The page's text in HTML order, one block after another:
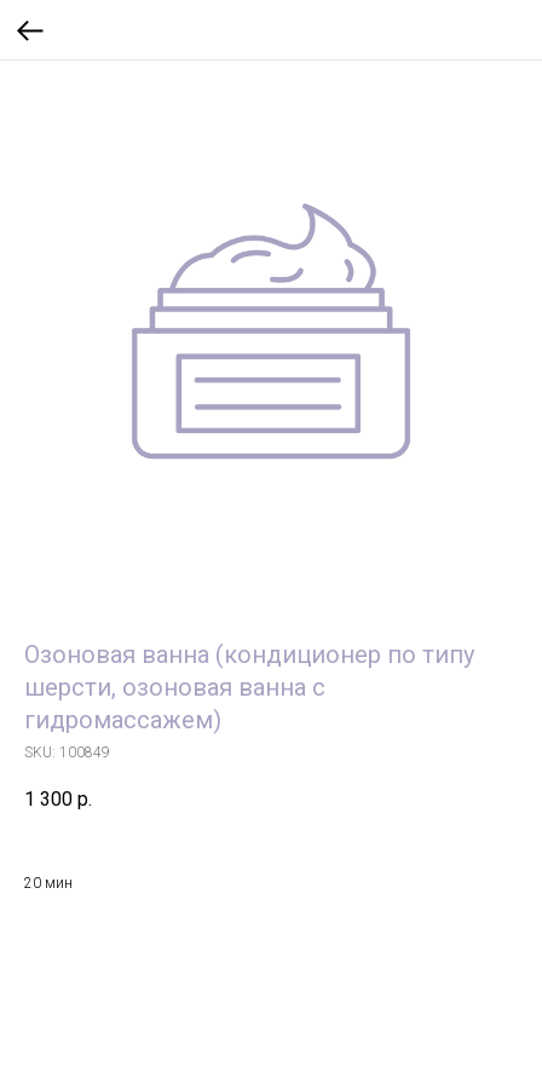
Озоновая ванна (кондиционер по типу
шерсти, озоновая ванна с
гидромассажем)
SKU: 100849
1 300 р.
20 мин